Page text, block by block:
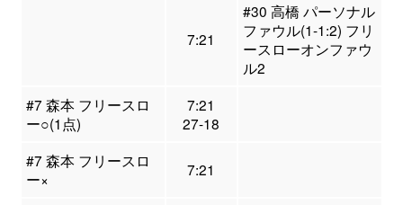
7:21
#30 高橋 パーソナル
ファウル(1-1:2) フリ
ースローオンファウ
ル2
#7 森本 フリースロ
ー○(1点)
7:21
27-18
#7 森本 フリースロ
ー×
7:21